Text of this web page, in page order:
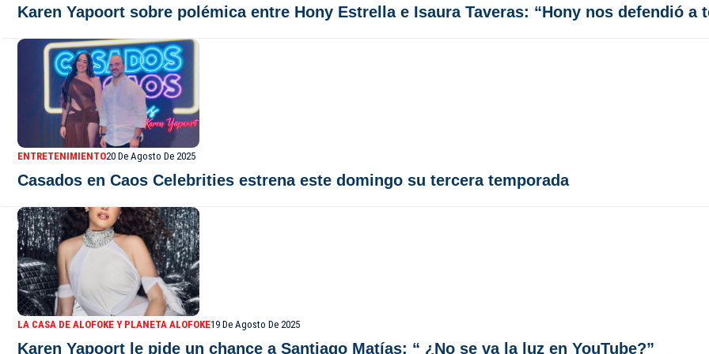
Karen Yapoort sobre polémica entre Hony Estrella e Isaura Taveras: “Hony nos defendió a
ENTRETENIMIENTO20 De Agosto De 2025
Casados en Caos Celebrities estrena este domingo su tercera temporada
LA CASA DE ALOFOKE Y PLANETA ALOFOKE19 De Agosto De 2025
Karen Yapoort le pide un chance a Santiago Matías: “ ¿No se va la luz en YouTube?”